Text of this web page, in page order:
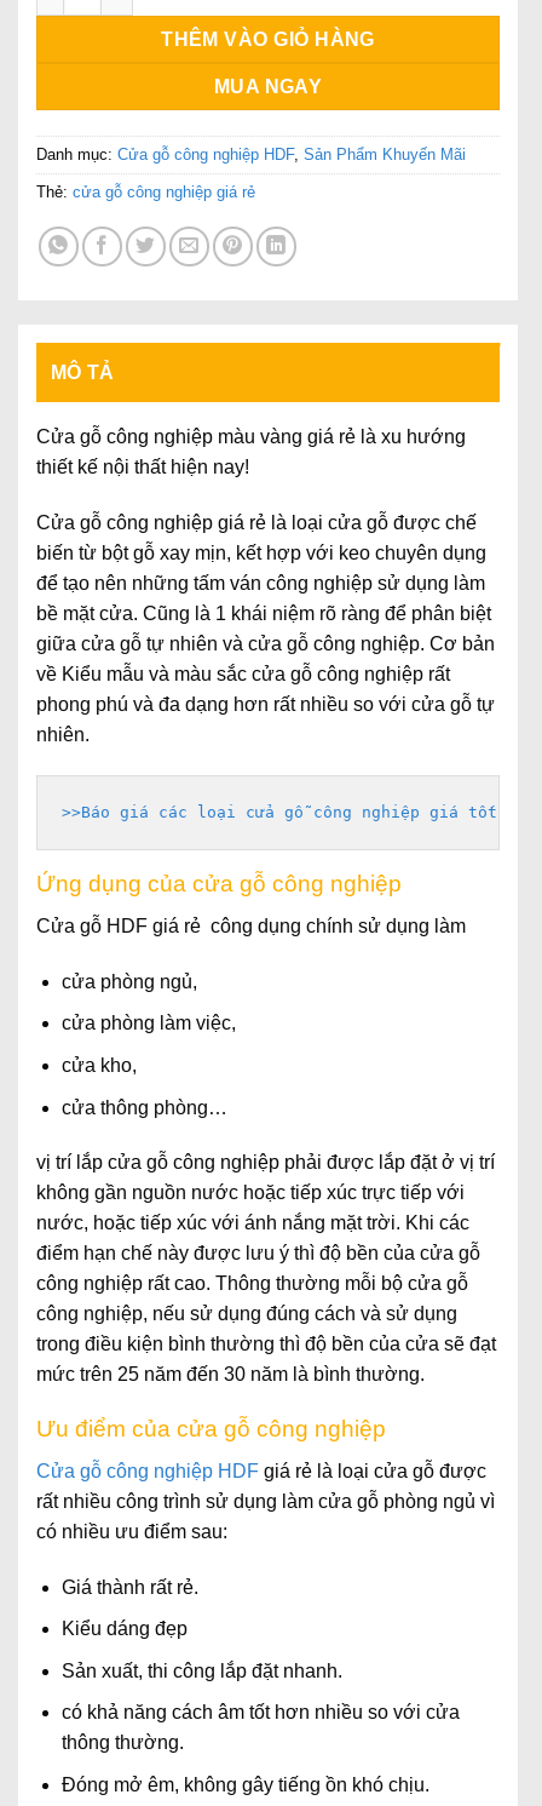
THÊM VÀO GIỎ HÀNG
MUA NGAY
Danh mục: Cửa gỗ công nghiệp HDF, Sản Phẩm Khuyến Mãi
Thẻ: cửa gỗ công nghiệp giá rẻ
MÔ TẢ
Cửa gỗ công nghiệp màu vàng giá rẻ là xu hướng
thiết kế nội thất hiện nay!
Cửa gỗ công nghiệp giá rẻ là loại cửa gỗ được chế
biến từ bột gỗ xay mịn, kết hợp với keo chuyên dụng
để tạo nên những tấm ván công nghiệp sử dụng làm
bề mặt cửa. Cũng là 1 khái niệm rõ ràng để phân biệt
giữa cửa gỗ tự nhiên và cửa gỗ công nghiệp. Cơ bản
về Kiểu mẫu và màu sắc cửa gỗ công nghiệp rất
phong phú và đa dạng hơn rất nhiều so với cửa gỗ tự
nhiên.
>>Báo giá các loại cửa gỗ công nghiệp giá tốt
Ứng dụng của cửa gỗ công nghiệp
Cửa gỗ HDF giá rẻ công dụng chính sử dụng làm
cửa phòng ngủ,
cửa phòng làm việc,
cửa kho,
cửa thông phòng…
vị trí lắp cửa gỗ công nghiệp phải được lắp đặt ở vị trí
không gần nguồn nước hoặc tiếp xúc trực tiếp với
nước, hoặc tiếp xúc với ánh nắng mặt trời. Khi các
điểm hạn chế này được lưu ý thì độ bền của cửa gỗ
công nghiệp rất cao. Thông thường mỗi bộ cửa gỗ
công nghiệp, nếu sử dụng đúng cách và sử dụng
trong điều kiện bình thường thì độ bền của cửa sẽ đạt
mức trên 25 năm đến 30 năm là bình thường.
Ưu điểm của cửa gỗ công nghiệp
Cửa gỗ công nghiệp HDF giá rẻ là loại cửa gỗ được
rất nhiều công trình sử dụng làm cửa gỗ phòng ngủ vì
có nhiều ưu điểm sau:
Giá thành rất rẻ.
Kiểu dáng đẹp
Sản xuất, thi công lắp đặt nhanh.
có khả năng cách âm tốt hơn nhiều so với cửa
thông thường.
Đóng mở êm, không gây tiếng ồn khó chịu.